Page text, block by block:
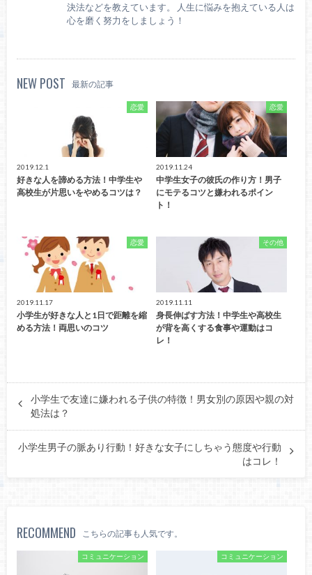
決法などを教えています。 人生に悩みを抱えている人は
心を磨く努力をしましょう！
NEW POST 最新の記事
恋愛
2019.12.1
好きな人を諦める方法！中学生や
高校生が片思いをやめるコツは？
恋愛
2019.11.24
中学生女子の彼氏の作り方！男子
にモテるコツと嫌われるポイン
ト！
恋愛
2019.11.17
小学生が好きな人と1日で距離を縮
める方法！両思いのコツ
その他
2019.11.11
身長伸ばす方法！中学生や高校生
が背を高くする食事や運動はコ
レ！
小学生で友達に嫌われる子供の特徴！男女別の原因や親の対
処法は？
小学生男子の脈あり行動！好きな女子にしちゃう態度や行動
はコレ！
RECOMMEND こちらの記事も人気です。
コミュニケーション コミュニケーション